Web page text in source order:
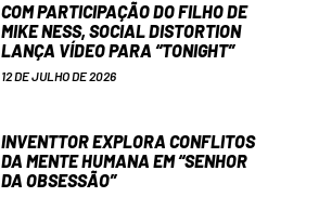
COM PARTICIPAÇÃO DO FILHO DE
MIKE NESS, SOCIAL DISTORTION
LANÇA VÍDEO PARA “TONIGHT”
12 DE JULHO DE 2026
INVENTTOR EXPLORA CONFLITOS
DA MENTE HUMANA EM “SENHOR
DA OBSESSÃO”